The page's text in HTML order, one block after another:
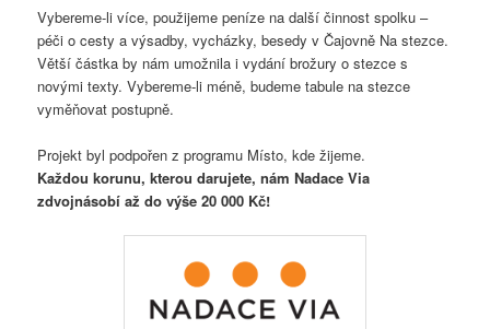
Vybereme-li více, použijeme peníze na další činnost spolku –
péči o cesty a výsadby, vycházky, besedy v Čajovně Na stezce.
Větší částka by nám umožnila i vydání brožury o stezce s
novými texty. Vybereme-li méně, budeme tabule na stezce
vyměňovat postupně.
Projekt byl podpořen z programu Místo, kde žijeme.
Každou korunu, kterou darujete, nám Nadace Via
zdvojnásobí až do výše 20 000 Kč!